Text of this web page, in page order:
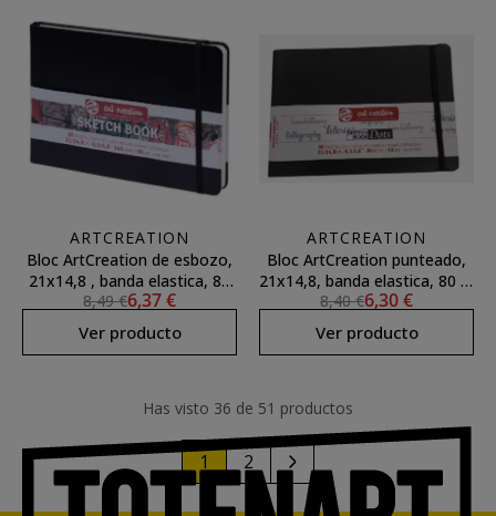
ARTCREATION
Bloc ArtCreation de esbozo,
21x14,8 , banda elastica, 80
h, 140 gr.
8,49 €6,37 €
Ver producto
ARTCREATION
Bloc ArtCreation punteado,
21x14,8, banda elastica, 80 h,
80 gr.
8,40 €6,30 €
Ver producto
Has visto 36 de 51 productos
1 2